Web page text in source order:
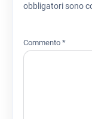
obbligatori sono
Commento *